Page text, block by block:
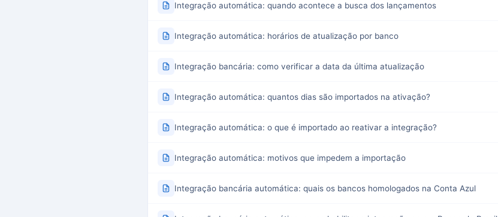
Integração automática: quando acontece a busca dos lançamentos
Integração automática: horários de atualização por banco
Integração bancária: como verificar a data da última atualização
Integração automática: quantos dias são importados na ativação?
Integração automática: o que é importado ao reativar a integração?
Integração automática: motivos que impedem a importação
Integração bancária automática: quais os bancos homologados na Conta Azul